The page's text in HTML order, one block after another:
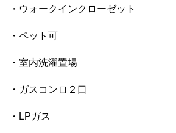
・ウォークインクローゼット
・ペット可
・室内洗濯置場
・ガスコンロ２口
・LPガス